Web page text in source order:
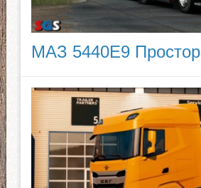
МАЗ 5440E9 Простор